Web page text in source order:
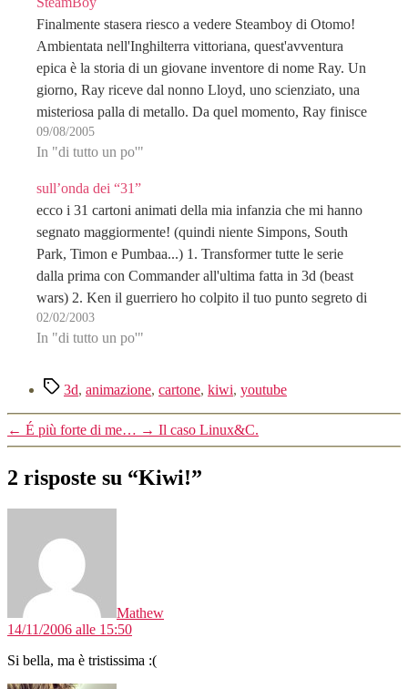
Finalmente stasera riesco a vedere Steamboy di Otomo!
Ambientata nell'Inghilterra vittoriana, quest'avventura
epica è la storia di un giovane inventore di nome Ray. Un
giorno, Ray riceve dal nonno Lloyd, uno scienziato, una
misteriosa palla di metallo. Da quel momento, Ray finisce
in un mondo di incredibili avventure. La palla…
09/08/2005
In "di tutto un po'"
sull’onda dei “31”
ecco i 31 cartoni animati della mia infanzia che mi hanno
segnato maggiormente! (quindi niente Simpons, South
Park, Timon e Pumbaa...) 1. Transformer tutte le serie
dalla prima con Commander all'ultima fatta in 3d (beast
wars) 2. Ken il guerriero ho colpito il tuo punto segreto di
pressione! tra 5468496465523,2…
02/02/2003
In "di tutto un po'"
Tag 3d, animazione, cartone, kiwi, youtube
← É più forte di me… → Il caso Linux&C.
2 risposte su “Kiwi!”
Mathew
14/11/2006 alle 15:50
Si bella, ma è tristissima :(